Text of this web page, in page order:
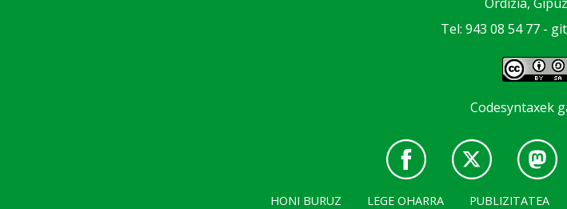
Ordizia,
Tel: 943 08 54 77 -
Codesyntaxek
HONI BURUZ LEGE OHARRA PUBLIZITATEA